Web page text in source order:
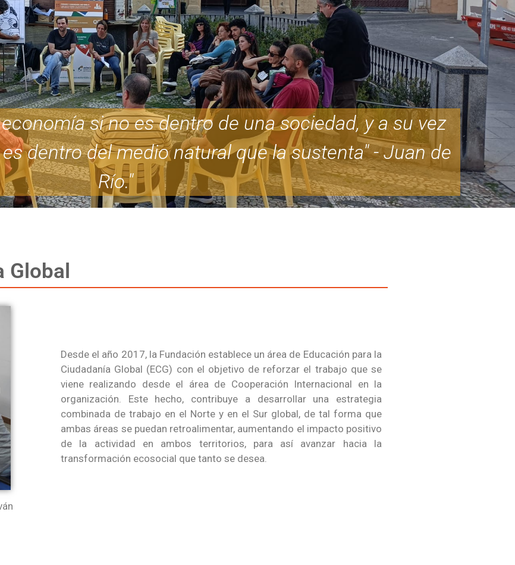
si no es dentro de una sociedad, y a su vez
dentro del medio natural que la sustenta" - Juan de
Río."
Global
Desde el año 2017, la Fundación establece un área de Educación para la
Ciudadanía Global (ECG) con el objetivo de reforzar el trabajo que se
viene realizando desde el área de Cooperación Internacional en la
organización. Este hecho, contribuye a desarrollar una estrategia
combinada de trabajo en el Norte y en el Sur global, de tal forma que
ambas áreas se puedan retroalimentar, aumentando el impacto positivo
de la actividad en ambos territorios, para así avanzar hacia la
transformación ecosocial que tanto se desea.